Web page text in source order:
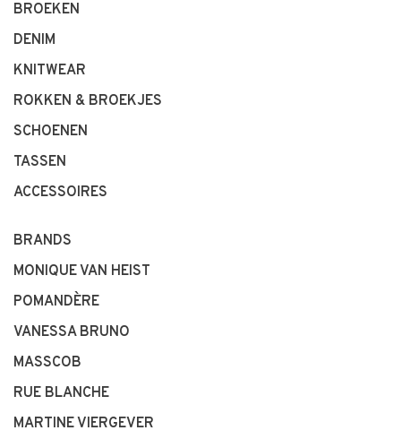
BROEKEN
DENIM
KNITWEAR
ROKKEN & BROEKJES
SCHOENEN
TASSEN
ACCESSOIRES
BRANDS
MONIQUE VAN HEIST
POMANDÈRE
VANESSA BRUNO
MASSCOB
RUE BLANCHE
MARTINE VIERGEVER